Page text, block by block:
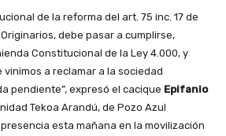
de la reforma del art. 75 inc. 17 de
debe pasar a cumplirse,
Constitucional de la Ley 4.000, y
a reclamar a la sociedad
pendiente”, expresó el cacique Epifanio
Tekoa Arandú, de Pozo Azul
esta mañana en la movilización